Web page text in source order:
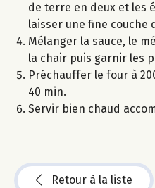
de terre en deux et les
laisser une fine couche
Mélanger la sauce, le
la chair puis garnir les
Préchauffer le four à
40 min.
Servir bien chaud
Retour à la liste